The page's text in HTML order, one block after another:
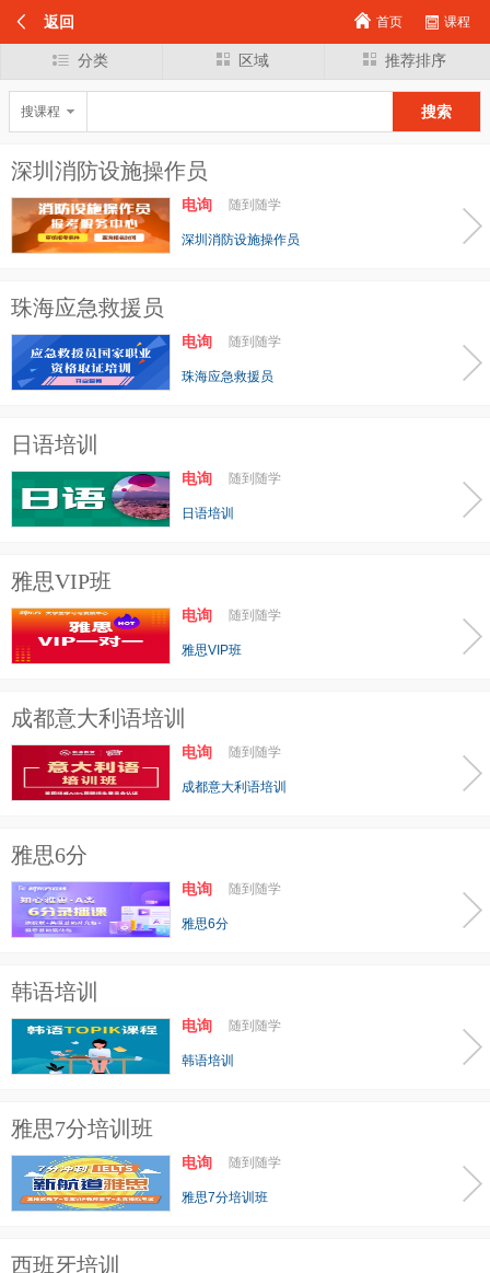
返回 课程
首页
分类 区域 推荐排序
搜课程
深圳消防设施操作员
电询 随到随学
深圳消防设施操作员
珠海应急救援员
电询 随到随学
珠海应急救援员
日语培训
电询 随到随学
日语培训
雅思VIP班
电询 随到随学
雅思VIP班
成都意大利语培训
电询 随到随学
成都意大利语培训
雅思6分
电询 随到随学
雅思6分
韩语培训
电询 随到随学
韩语培训
雅思7分培训班
电询 随到随学
雅思7分培训班
西班牙培训